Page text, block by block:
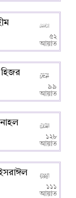
৫২
আয়াত
৯৯
আয়াত
১২৮
আয়াত
১১১
আয়াত